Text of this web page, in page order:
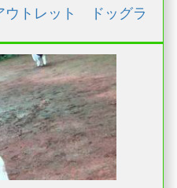
ウトレット ドッグラ